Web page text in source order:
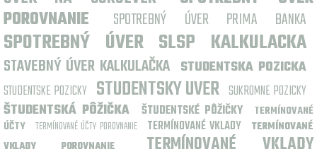
POROVNANIE
SPOTREBNÝ ÚVER PRIMA BANKA
SPOTREBNÝ ÚVER SLSP KALKULACKA
STAVEBNÝ ÚVER KALKULAČKA STUDENTSKA POZICKA
STUDENTSKE POZICKY STUDENTSKY UVER SUKROMNE POZICKY
ŠTUDENTSKÁ PÔŽIČKA
ŠTUDENTSKÉ PÔŽIČKY
TERMÍNOVANÉ
ÚČTY
TERMÍNOVANÉ ÚČTY POROVNANIE TERMÍNOVANÉ VKLADY
TERMÍNOVANÉ
VKLADY POROVNANIE
TERMÍNOVANÉ VKLADY